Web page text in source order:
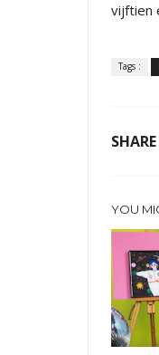
vijftien
Tags :
YOU